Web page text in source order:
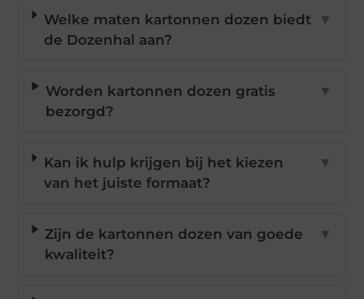
Welke maten kartonnen dozen biedt
de Dozenhal aan?
▼
Worden kartonnen dozen gratis
bezorgd?
▼
Kan ik hulp krijgen bij het kiezen
van het juiste formaat?
▼
Zijn de kartonnen dozen van goede
kwaliteit?
▼